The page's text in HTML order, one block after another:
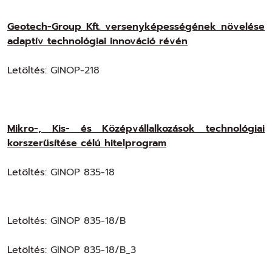
Geotech-Group Kft. versenyképességének növelése
adaptív technológiai innováció révén
Letöltés: GINOP-218
Mikro-, Kis- és Középvállalkozások technológiai
korszerűsítése célú hitelprogram
Letöltés: GINOP 835-18
Letöltés: GINOP 835-18/B
Letöltés: GINOP 835-18/B_3